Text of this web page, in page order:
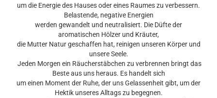
um die Energie des Hauses oder eines Raumes zu verbessern.
Belastende, negative Energien
werden gewandelt und neutralisiert. Die Düfte der
aromatischen Hölzer und Kräuter,
die Mutter Natur geschaffen hat, reinigen unseren Körper und
unsere Seele.
Jeden Morgen ein Räucherstäbchen zu verbrennen bringt das
Beste aus uns heraus. Es handelt sich
um einen Moment der Ruhe, der uns Gelassenheit gibt, um der
Hektik unseres Alltags zu begegnen.